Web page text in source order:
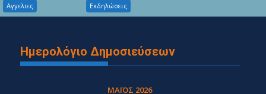
Αγγελιες Εκδηλώσεις
Ημερολόγιο Δημοσιεύσεων
ΜΆΙΟΣ 2026